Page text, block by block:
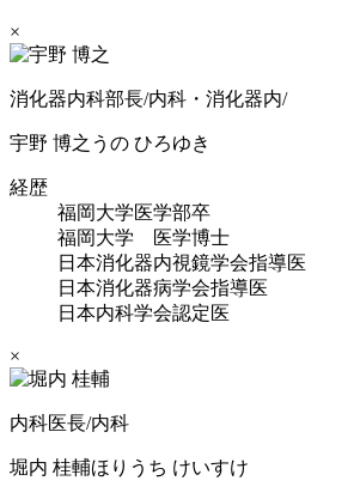
×
消化器内科部長/内科・消化器内/
宇野 博之 うの ひろゆき
経歴
福岡大学医学部卒
福岡大学 医学博士
日本消化器内視鏡学会指導医
日本消化器病学会指導医
日本内科学会認定医
×
内科医長/内科
堀内 桂輔ほりうち けいすけ